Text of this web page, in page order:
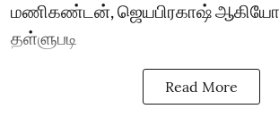
மணிகண்டன், ஜெயபிரகாஷ்
தள்ளுபடி
Read More